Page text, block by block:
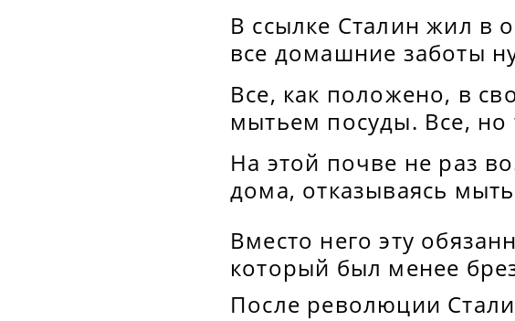
В ссылке Сталин жил в
все домашние заботы
Все, как положено, в
мытьем посуды. Все, но
На этой почве не раз
дома, отказываясь
Вместо него эту
который был менее
После революции